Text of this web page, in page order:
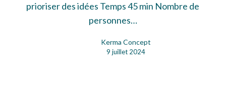
prioriser des idées Temps 45 min Nombre de
personnes…
Kerma Concept
9 juillet 2024